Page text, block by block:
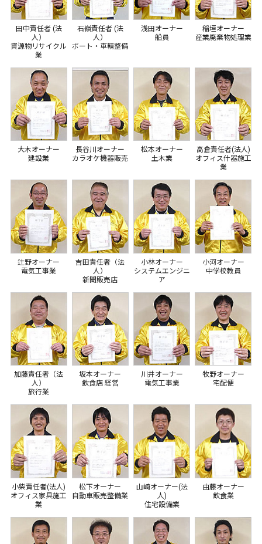
田中責任者 (法
人）
資源物リサイクル
業
石嶺責任者 (法
人）
ボート・車輌整備
浅田オーナー
船員
稲垣オーナー
産業廃棄物処理業
大木オーナー
建設業
長谷川オーナー
カラオケ機器販売
松本オーナー
土木業
高倉責任者(法人)
オフィス什器施工
業
辻野オーナー
電気工事業
吉田責任者（法
人）
新聞販売店
小林オーナー
システムエンジニ
ア
小河オーナー
中学校教員
加藤責任者（法
人）
旅行業
坂本オーナー
飲食店 経営
川井オーナー
電気工事業
牧野オーナー
宅配便
小柴責任者(法人)
オフィス家具施工
業
松下オーナー
自動車販売整備業
山崎オーナー(法
人)
住宅設備業
由藤オーナー
飲食業